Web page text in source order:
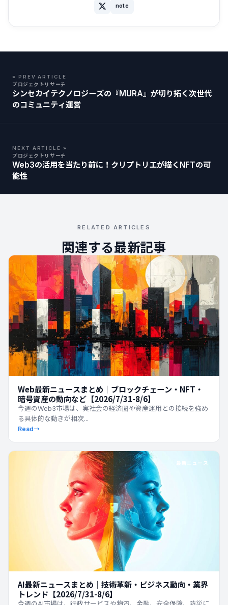
note
« PREV ARTICLE
プロジェクトリサーチ
シンセカイテクノロジーズの『MURA』が切り拓く次世代
のコミュニティ運営
NEXT ARTICLE »
プロジェクトリサーチ
Web3の活用を当たり前に！クリプトリエが描くNFTの可
能性
RELATED ARTICLES
関連する最新記事
Web最新ニュースまとめ｜ブロックチェーン・NFT・
暗号資産の動向など【2026/7/31-8/6】
今週のWeb3市場は、実社会の経済圏や資産運用との接続を強め
る具体的な動きが相次...
Read→
最新ニュース
AI最新ニュースまとめ｜技術革新・ビジネス動向・業界
トレンド【2026/7/31-8/6】